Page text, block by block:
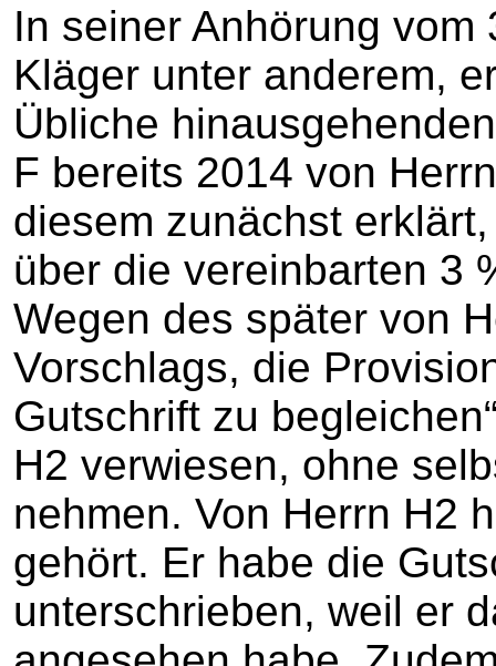
In seiner Anhörung
Kläger unter anderem,
Übliche
F bereits 2014 von
diesem zunächst
über die vereinbarten 3
Wegen des später von
Vorschlags, die
Gutschrift zu
H2 verwiesen, ohne
nehmen. Von Herrn H2
gehört. Er habe die
unterschrieben, weil er